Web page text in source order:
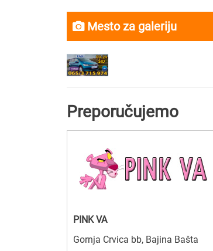
Mesto za galeriju
Preporučujemo
PINK VA
Gornja Crvica bb, Bajina Bašta